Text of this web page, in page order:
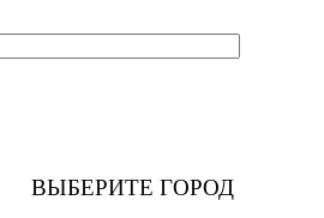
ВЫБЕРИТЕ ГОРОД